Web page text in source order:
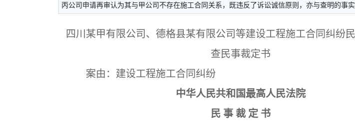
丙公司申请再审认为其与甲公司不存在施工合同关系，既违反了诉讼诚信原则，亦与查明的事实
四川某甲有限公司、德格县某有限公司等建设工程施工合同纠纷
查民事裁定书
案由：建设工程施工合同纠纷
中华人民共和国最高人民法院
民 事 裁 定 书